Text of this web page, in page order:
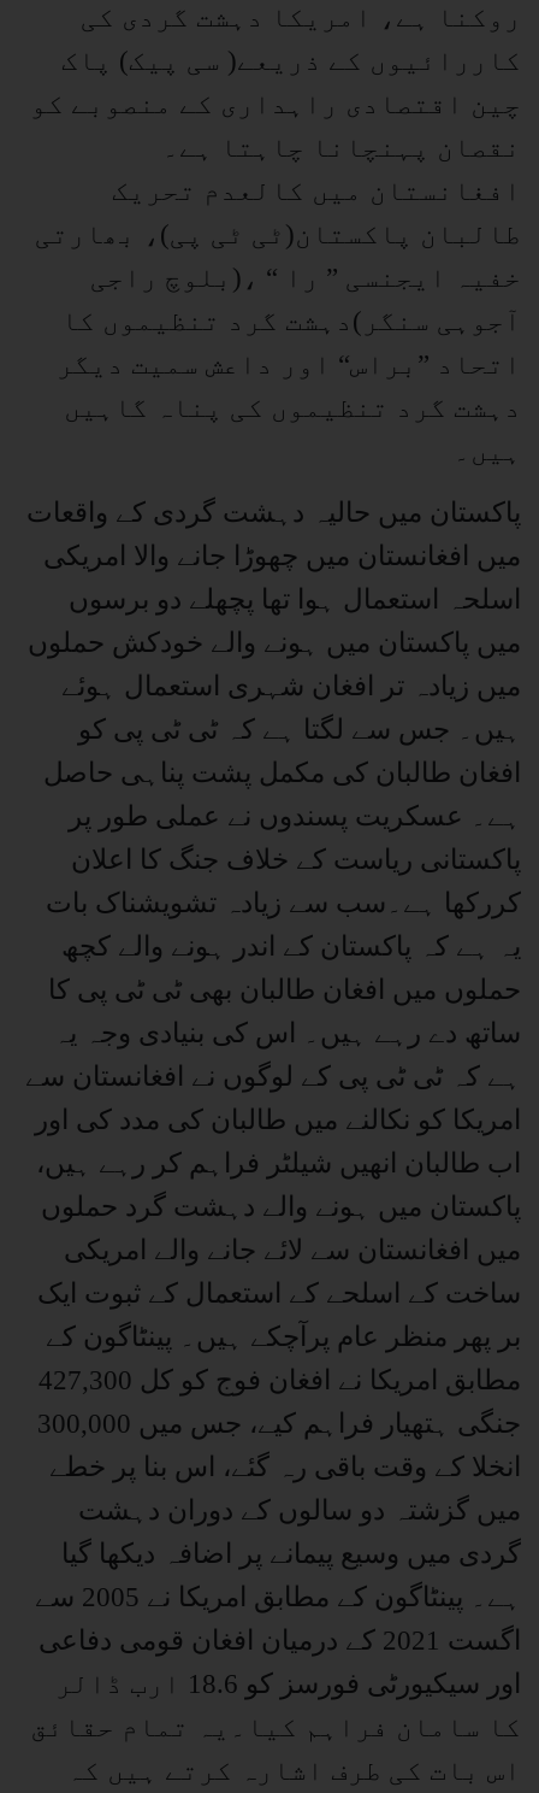
روکنا ہے، امریکا دہشت گردی کی
کاررائیوں کے ذریعے( سی پیک) پاک
چین اقتصادی راہداری کے منصوبے کو
نقصان پہنچانا چاہتا ہے۔
افغانستان میں کالعدم تحریک
طالبان پاکستان(ٹی ٹی پی)، بھارتی
خفیہ ایجنسی ” را “ ،(بلوچ راجی
آجوہی سنگر)دہشت گرد تنظیموں کا
اتحاد ”براس“ اور داعش سمیت دیگر
دہشت گرد تنظیموں کی پناہ گاہیں
ہیں۔
پاکستان میں حالیہ دہشت گردی کے واقعات
میں افغانستان میں چھوڑا جانے والا امریکی
اسلحہ استعمال ہوا تھا پچھلے دو برسوں
میں پاکستان میں ہونے والے خودکش حملوں
میں زیادہ تر افغان شہری استعمال ہوئے
ہیں۔ جس سے لگتا ہے کہ ٹی ٹی پی کو
افغان طالبان کی مکمل پشت پناہی حاصل
ہے۔ عسکریت پسندوں نے عملی طور پر
پاکستانی ریاست کے خلاف جنگ کا اعلان
کررکھا ہے۔سب سے زیادہ تشویشناک بات
یہ ہے کہ پاکستان کے اندر ہونے والے کچھ
حملوں میں افغان طالبان بھی ٹی ٹی پی کا
ساتھ دے رہے ہیں۔ اس کی بنیادی وجہ یہ
ہے کہ ٹی ٹی پی کے لوگوں نے افغانستان سے
امریکا کو نکالنے میں طالبان کی مدد کی اور
اب طالبان انھیں شیلٹر فراہم کر رہے ہیں،
پاکستان میں ہونے والے دہشت گرد حملوں
میں افغانستان سے لائے جانے والے امریکی
ساخت کے اسلحے کے استعمال کے ثبوت ایک
بر پھر منظر عام پرآچکے ہیں۔ پینٹاگون کے
مطابق امریکا نے افغان فوج کو کل 427,300
جنگی ہتھیار فراہم کیے، جس میں 300,000
انخلا کے وقت باقی رہ گئے، اس بنا پر خطے
میں گزشتہ دو سالوں کے دوران دہشت
گردی میں وسیع پیمانے پر اضافہ دیکھا گیا
ہے۔ پینٹاگون کے مطابق امریکا نے 2005 سے
اگست 2021 کے درمیان افغان قومی دفاعی
اور سیکیورٹی فورسز کو 18.6 ارب ڈالر
کا سامان فراہم کیا۔یہ تمام حقائق
اس بات کی طرف اشارہ کرتے ہیں کہ